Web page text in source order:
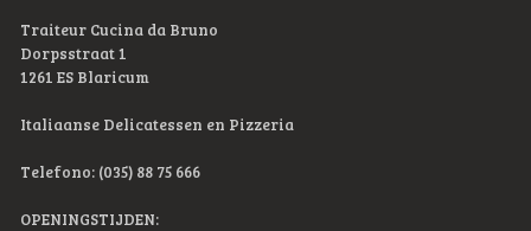
Traiteur Cucina da Bruno
Dorpsstraat 1
1261 ES Blaricum
Italiaanse Delicatessen en Pizzeria
Telefono: (035) 88 75 666
OPENINGSTIJDEN: